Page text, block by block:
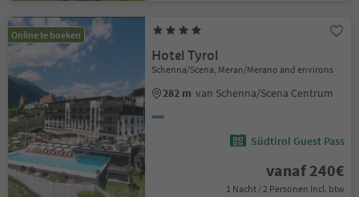
Online te boeken
Hotel Tyrol
Schenna/Scena, Meran/Merano and environs
282 m van Schenna/Scena Centrum
Südtirol Guest Pass
vanaf 240€
1 Nacht / 2 Personen Incl. btw